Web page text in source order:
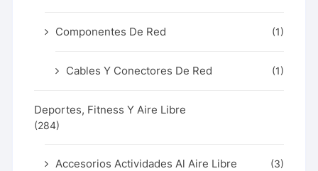
Componentes De Red (1)
Cables Y Conectores De Red (1)
Deportes, Fitness Y Aire Libre
(284)
Accesorios Actividades Al Aire Libre (3)